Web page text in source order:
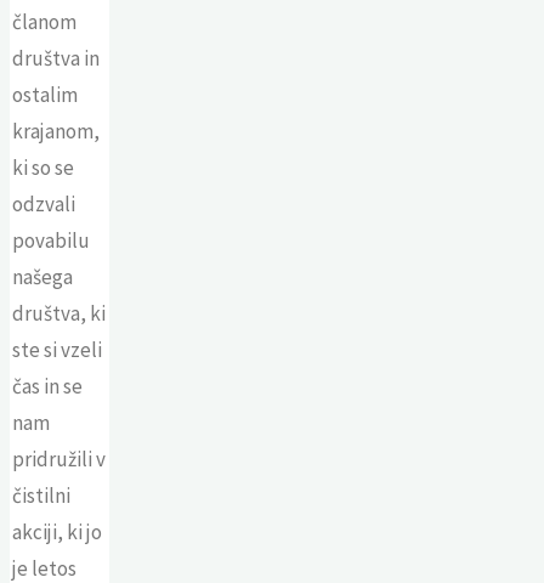
članom
društva in
ostalim
krajanom,
ki so se
odzvali
povabilu
našega
društva, ki
ste si vzeli
čas in se
nam
pridružili v
čistilni
akciji, ki jo
je letos